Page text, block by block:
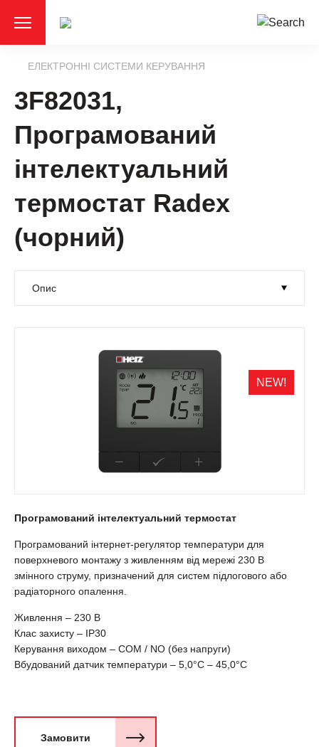
ЕЛЕКТРОННІ СИСТЕМИ КЕРУВАННЯ
3F82031,
Програмований
інтелектуальний
термостат Radex
(чорний)
NEW!
Програмований інтелектуальний термостат
Програмований інтернет-регулятор температури для
поверхневого монтажу з живленням від мережі 230 В
змінного струму, призначений для систем підлогового або
радіаторного опалення.
Живлення – 230 В
Клас захисту – IP30
Керування виходом – COM / NO (без напруги)
Вбудований датчик температури – 5,0°C – 45,0°C
Замовити